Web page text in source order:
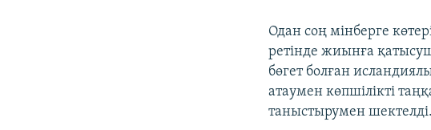
Одан соң мінберге
ретінде жиынға
бөгет болған
атаумен көпшілікті
таныстырумен шектелді.